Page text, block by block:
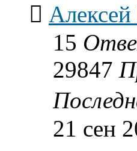
15
29847
21 сен